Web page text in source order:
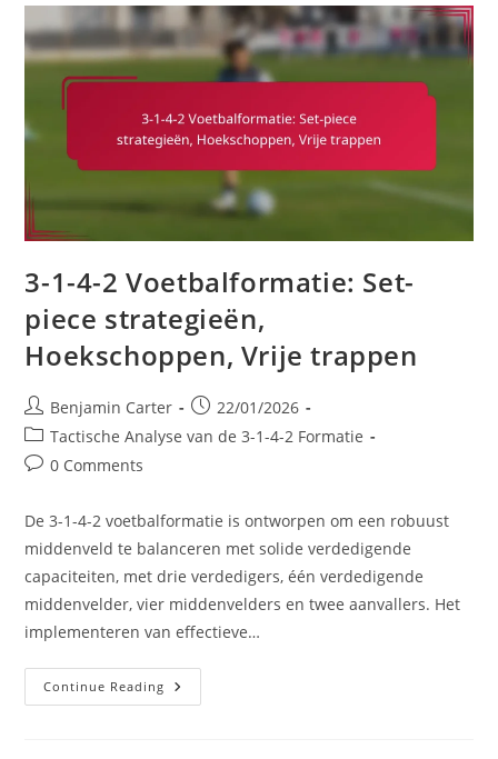
Tactische
Discipline,
Teamcohesie
3-1-4-2 Voetbalformatie: Set-
piece strategieën,
Hoekschoppen, Vrije trappen
Post
author:
Benjamin Carter
Post
published:
22/01/2026
Post
category:
Tactische Analyse van de 3-1-4-2 Formatie
Post0 Comments
De 3-1-4-2 voetbalformatie is ontworpen om een robuust
middenveld te balanceren met solide verdedigende
capaciteiten, met drie verdedigers, één verdedigende
middenvelder, vier middenvelders en twee aanvallers. Het
implementeren van effectieve…
Continue Reading 3-
1-